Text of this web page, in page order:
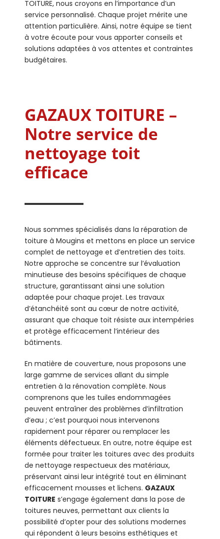
TOITURE, nous croyons en l’importance d’un
service personnalisé. Chaque projet mérite une
attention particulière. Ainsi, notre équipe se tient
à votre écoute pour vous apporter conseils et
solutions adaptées à vos attentes et contraintes
budgétaires.
GAZAUX TOITURE –
Notre service de
nettoyage toit
efficace
Nous sommes spécialisés dans la réparation de
toiture à Mougins et mettons en place un service
complet de nettoyage et d’entretien des toits.
Notre approche se concentre sur l’évaluation
minutieuse des besoins spécifiques de chaque
structure, garantissant ainsi une solution
adaptée pour chaque projet. Les travaux
d’étanchéité sont au cœur de notre activité,
assurant que chaque toit résiste aux intempéries
et protège efficacement l’intérieur des
bâtiments.
En matière de couverture, nous proposons une
large gamme de services allant du simple
entretien à la rénovation complète. Nous
comprenons que les tuiles endommagées
peuvent entraîner des problèmes d’infiltration
d’eau ; c’est pourquoi nous intervenons
rapidement pour réparer ou remplacer les
éléments défectueux. En outre, notre équipe est
formée pour traiter les toitures avec des produits
de nettoyage respectueux des matériaux,
préservant ainsi leur intégrité tout en éliminant
efficacement mousses et lichens. GAZAUX
TOITURE s’engage également dans la pose de
toitures neuves, permettant aux clients la
possibilité d’opter pour des solutions modernes
qui répondent à leurs besoins esthétiques et